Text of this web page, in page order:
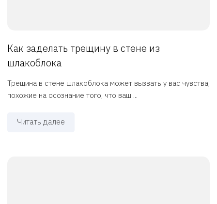
Как заделать трещину в стене из
шлакоблока
Трещина в стене шлакоблока может вызвать у вас чувства,
похожие на осознание того, что ваш ...
Читать далее